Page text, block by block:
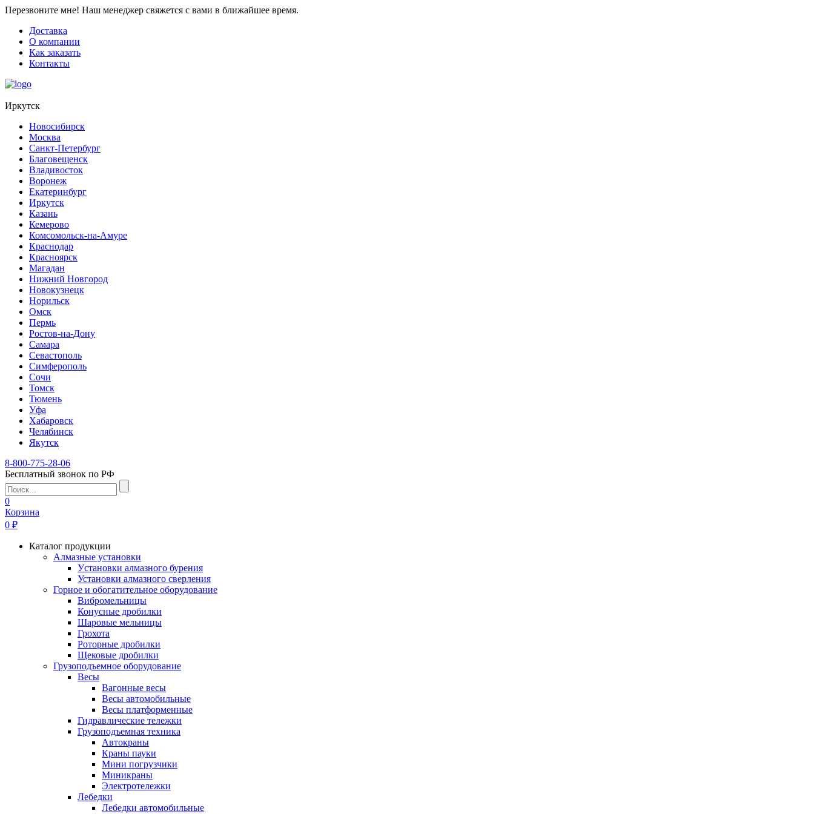
Перезвоните мне! Наш менеджер свяжется с вами в ближайшее время.
Доставка
О компании
Как заказать
Контакты
Иркутск
Новосибирск
Москва
Санкт-Петербург
Благовещенск
Владивосток
Воронеж
Екатеринбург
Иркутск
Казань
Кемерово
Комсомольск-на-Амуре
Краснодар
Красноярск
Магадан
Нижний Новгород
Новокузнецк
Норильск
Омск
Пермь
Ростов-на-Дону
Самара
Севастополь
Симферополь
Сочи
Томск
Тюмень
Уфа
Хабаровск
Челябинск
Якутск
8-800-775-28-06
Бесплатный звонок по РФ
0
Корзина
0 ₽
Каталог продукции
Алмазные установки
Уcтановки алмазного бурения
Установки алмазного сверления
Горное и обогатительное оборудование
Вибромельницы
Конусные дробилки
Шаровые мельницы
Грохота
Роторные дробилки
Щековые дробилки
Грузоподъемное оборудование
Весы
Вагонные весы
Весы автомобильные
Весы платформенные
Гидравлические тележки
Грузоподъемная техника
Автокраны
Краны пауки
Мини погрузчики
Миникраны
Электротележки
Лебедки
Лебедки автомобильные